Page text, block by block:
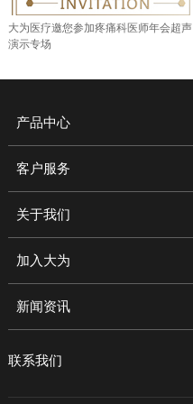
大为医疗邀您参加疼痛科医师年会超声
演示专场
产品中心
客户服务
关于我们
加入大为
新闻资讯
联系我们